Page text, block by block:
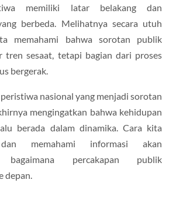
memiliki latar belakang dan
berbeda. Melihatnya secara utuh
memahami bahwa sorotan publik
tren sesaat, tetapi bagian dari proses
bergerak.
nasional yang menjadi sorotan
mengingatkan bahwa kehidupan
berada dalam dinamika. Cara kita
dan memahami informasi akan
bagaimana percakapan publik
depan.